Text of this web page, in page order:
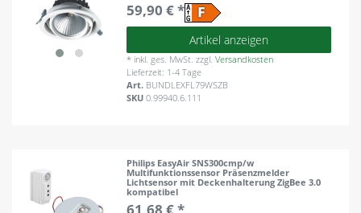
59,90 € *
Artikel anzeigen
* inkl. ges. MwSt. zzgl.Versandkosten
Lieferzeit: 1-4 Tage
Art. BUNDLEXFL79WSZB
SKU0.99940.6.111
Philips EasyAir SNS300cmp/w
Multifunktionssensor Präsenzmelder
Lichtsensor mit Deckenhalterung ZigBee 3.0
kompatibel
61,68 € *